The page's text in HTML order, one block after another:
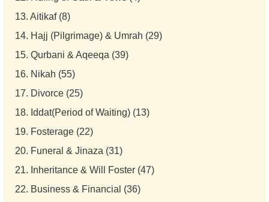
13. Aitikaf (8)
14. Hajj (Pilgrimage) & Umrah (29)
15. Qurbani & Aqeeqa (39)
16. Nikah (55)
17. Divorce (25)
18. Iddat(Period of Waiting) (13)
19. Fosterage (22)
20. Funeral & Jinaza (31)
21. Inheritance & Will Foster (47)
22. Business & Financial (36)